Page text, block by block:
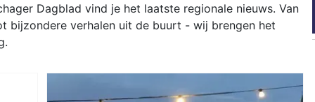
Dagblad vind je het laatste regionale nieuws. Van
bijzondere verhalen uit de buurt - wij brengen het
uit Den Helder, Hollands Kroon, Texel en andere